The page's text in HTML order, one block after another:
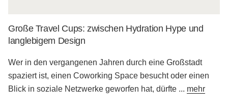
Große Travel Cups: zwischen Hydration Hype und
langlebigem Design
Wer in den vergangenen Jahren durch eine Großstadt
spaziert ist, einen Coworking Space besucht oder einen
Blick in soziale Netzwerke geworfen hat, dürfte ... mehr